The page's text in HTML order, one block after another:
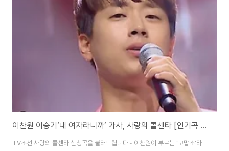
이찬원 이승기‘내 여자라니까’ 가사, 사랑의 콜센타 [인기곡 영어로]
TV조선 사랑의 콜센타 신청곡을 불러드립니다~ 이찬원이 부르는 ‘고맙소’라